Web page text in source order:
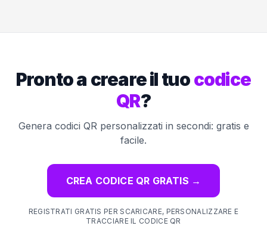
Pronto a creare il tuocodice
QR?
Genera codici QR personalizzati in secondi: gratis e
facile.
CREA CODICE QR GRATIS →
REGISTRATI GRATIS PER SCARICARE, PERSONALIZZARE E
TRACCIARE IL CODICE QR